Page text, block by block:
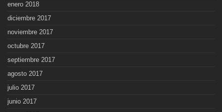
enero 2018
diciembre 2017
noviembre 2017
octubre 2017
septiembre 2017
agosto 2017
julio 2017
junio 2017